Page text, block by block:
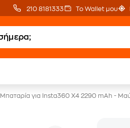
210 8181333 Το Wallet μου
Μπαταρία για Insta360 X4 2290 mAh -